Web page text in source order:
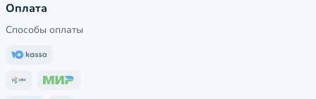
Оплата
Способы оплаты